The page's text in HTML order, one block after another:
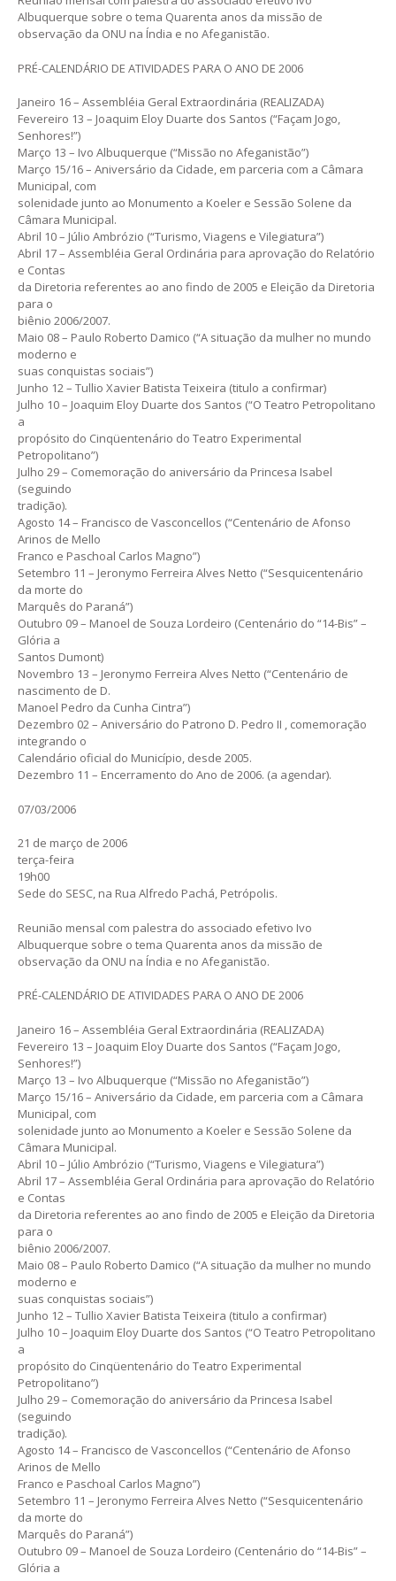
Albuquerque sobre o tema Quarenta anos da missão de
observação da ONU na Índia e no Afeganistão.
PRÉ-CALENDÁRIO DE ATIVIDADES PARA O ANO DE 2006
Janeiro 16 – Assembléia Geral Extraordinária (REALIZADA)
Fevereiro 13 – Joaquim Eloy Duarte dos Santos (“Façam Jogo,
Senhores!”)
Março 13 – Ivo Albuquerque (“Missão no Afeganistão”)
Março 15/16 – Aniversário da Cidade, em parceria com a Câmara
Municipal, com
solenidade junto ao Monumento a Koeler e Sessão Solene da
Câmara Municipal.
Abril 10 – Júlio Ambrózio (“Turismo, Viagens e Vilegiatura”)
Abril 17 – Assembléia Geral Ordinária para aprovação do Relatório
e Contas
da Diretoria referentes ao ano findo de 2005 e Eleição da Diretoria
para o
biênio 2006/2007.
Maio 08 – Paulo Roberto Damico (“A situação da mulher no mundo
moderno e
suas conquistas sociais”)
Junho 12 – Tullio Xavier Batista Teixeira (titulo a confirmar)
Julho 10 – Joaquim Eloy Duarte dos Santos (“O Teatro Petropolitano
a
propósito do Cinqüentenário do Teatro Experimental
Petropolitano”)
Julho 29 – Comemoração do aniversário da Princesa Isabel
(seguindo
tradição).
Agosto 14 – Francisco de Vasconcellos (“Centenário de Afonso
Arinos de Mello
Franco e Paschoal Carlos Magno”)
Setembro 11 – Jeronymo Ferreira Alves Netto (“Sesquicentenário
da morte do
Marquês do Paraná”)
Outubro 09 – Manoel de Souza Lordeiro (Centenário do “14-Bis” –
Glória a
Santos Dumont)
Novembro 13 – Jeronymo Ferreira Alves Netto (“Centenário de
nascimento de D.
Manoel Pedro da Cunha Cintra”)
Dezembro 02 – Aniversário do Patrono D. Pedro II , comemoração
integrando o
Calendário oficial do Município, desde 2005.
Dezembro 11 – Encerramento do Ano de 2006. (a agendar).
07/03/2006
21 de março de 2006
terça-feira
19h00
Sede do SESC, na Rua Alfredo Pachá, Petrópolis.
Reunião mensal com palestra do associado efetivo Ivo
Albuquerque sobre o tema Quarenta anos da missão de
observação da ONU na Índia e no Afeganistão.
PRÉ-CALENDÁRIO DE ATIVIDADES PARA O ANO DE 2006
Janeiro 16 – Assembléia Geral Extraordinária (REALIZADA)
Fevereiro 13 – Joaquim Eloy Duarte dos Santos (“Façam Jogo,
Senhores!”)
Março 13 – Ivo Albuquerque (“Missão no Afeganistão”)
Março 15/16 – Aniversário da Cidade, em parceria com a Câmara
Municipal, com
solenidade junto ao Monumento a Koeler e Sessão Solene da
Câmara Municipal.
Abril 10 – Júlio Ambrózio (“Turismo, Viagens e Vilegiatura”)
Abril 17 – Assembléia Geral Ordinária para aprovação do Relatório
e Contas
da Diretoria referentes ao ano findo de 2005 e Eleição da Diretoria
para o
biênio 2006/2007.
Maio 08 – Paulo Roberto Damico (“A situação da mulher no mundo
moderno e
suas conquistas sociais”)
Junho 12 – Tullio Xavier Batista Teixeira (titulo a confirmar)
Julho 10 – Joaquim Eloy Duarte dos Santos (“O Teatro Petropolitano
a
propósito do Cinqüentenário do Teatro Experimental
Petropolitano”)
Julho 29 – Comemoração do aniversário da Princesa Isabel
(seguindo
tradição).
Agosto 14 – Francisco de Vasconcellos (“Centenário de Afonso
Arinos de Mello
Franco e Paschoal Carlos Magno”)
Setembro 11 – Jeronymo Ferreira Alves Netto (“Sesquicentenário
da morte do
Marquês do Paraná”)
Outubro 09 – Manoel de Souza Lordeiro (Centenário do “14-Bis” –
Glória a